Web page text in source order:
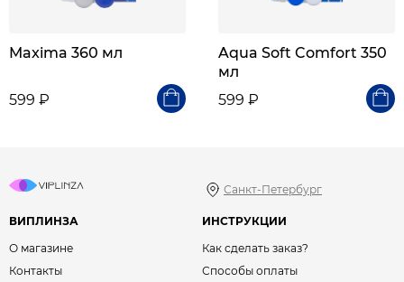
Maxima 360 мл
599 ₽
Aqua Soft Comfort 350
мл
599 ₽
Санкт-Петербург
ВИПЛИНЗА
О магазине
Контакты
ИНСТРУКЦИИ
Как сделать заказ?
Способы оплаты